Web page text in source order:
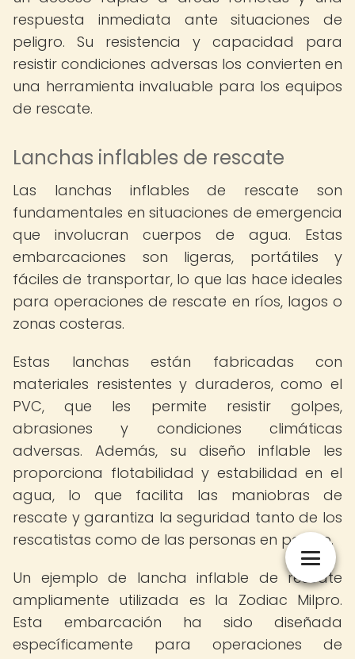
respuesta inmediata ante situaciones de
peligro. Su resistencia y capacidad para
resistir condiciones adversas los convierten en
una herramienta invaluable para los equipos
de rescate.
Lanchas inflables de rescate
Las lanchas inflables de rescate son
fundamentales en situaciones de emergencia
que involucran cuerpos de agua. Estas
embarcaciones son ligeras, portátiles y
fáciles de transportar, lo que las hace ideales
para operaciones de rescate en ríos, lagos o
zonas costeras.
Estas lanchas están fabricadas con
materiales resistentes y duraderos, como el
PVC, que les permite resistir golpes,
abrasiones y condiciones climáticas
adversas. Además, su diseño inflable les
proporciona flotabilidad y estabilidad en el
agua, lo que facilita las maniobras de
rescate y garantiza la seguridad tanto de los
rescatistas como de las personas en peligro.
Un ejemplo de lancha inflable de rescate
ampliamente utilizada es la Zodiac Milpro.
Esta embarcación ha sido diseñada
específicamente para operaciones de